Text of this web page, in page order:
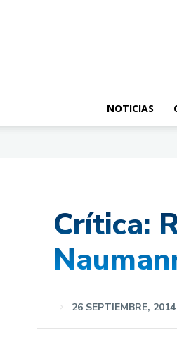
NOTICIAS
Crítica:
26 SEPTIEMBRE, 2014